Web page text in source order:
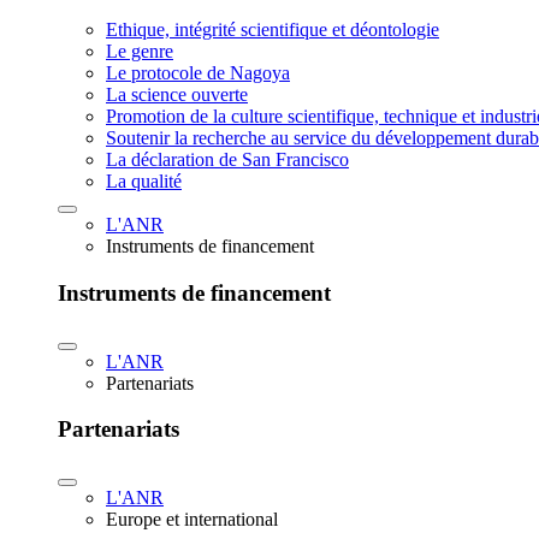
Ethique, intégrité scientifique et déontologie
Le genre
Le protocole de Nagoya
La science ouverte
Promotion de la culture scientifique, technique et
Soutenir la recherche au service du développement
La déclaration de San Francisco
La qualité
L'ANR
Instruments de financement
Instruments de financement
L'ANR
Partenariats
Partenariats
L'ANR
Europe et international